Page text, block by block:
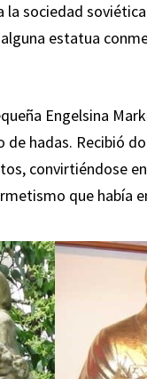
sociedad
estatua
Engelsina
hadas. Recibió
convirtiéndose
que había